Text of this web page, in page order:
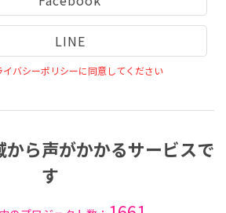
LINE
バシーポリシーに同意してください
から声がかかるサービスで
す